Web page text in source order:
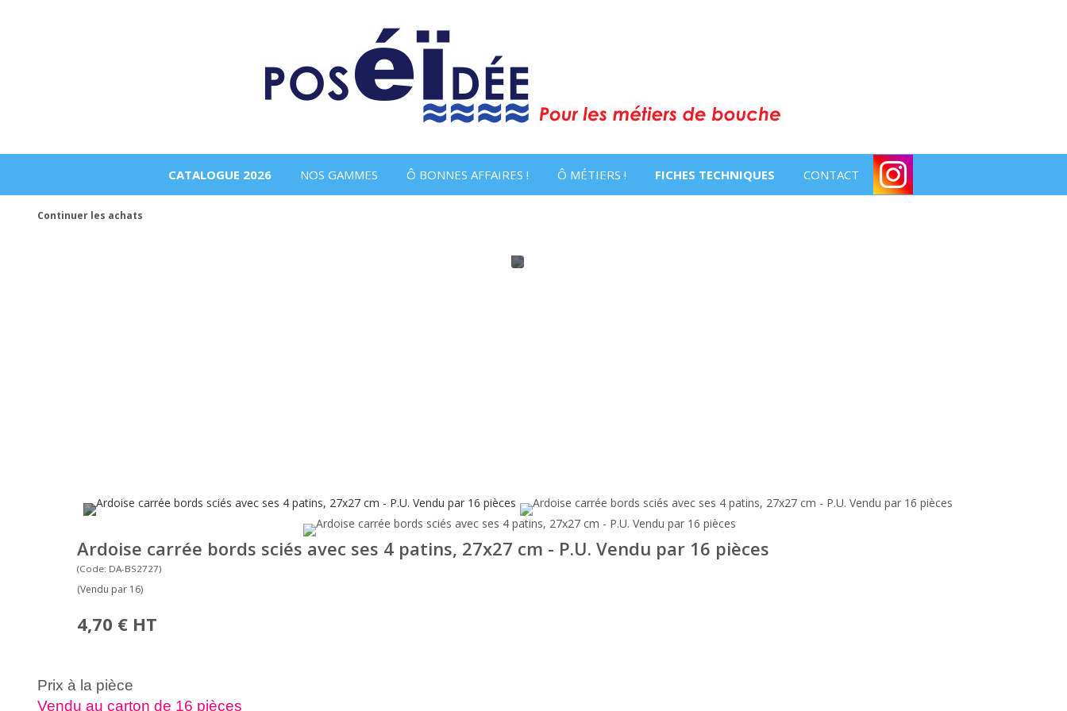
CATALOGUE 2026 NOS GAMMES Ô BONNES AFFAIRES ! Ô MÉTIERS ! FICHES TECHNIQUES CONTACT
Continuer les achats
Ardoise carrée bords sciés avec ses 4 patins, 27x27 cm - P.U. Vendu par 16 pièces
(Code: DA-BS2727)
(Vendu par 16)
4,70 € HT
Prix à la pièce
Vendu au carton de 16 pièces